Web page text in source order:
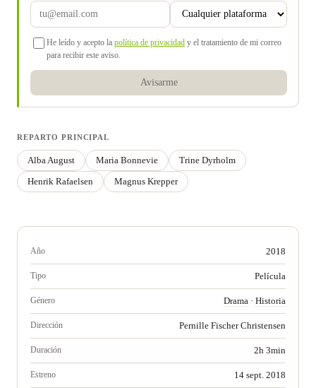
He leído y acepto la política de privacidad y el tratamiento de mi correo
para recibir este aviso.
Avisarme
REPARTO PRINCIPAL
Alba August Maria Bonnevie
Trine Dyrholm
Henrik Rafaelsen
Magnus Krepper
Año 2018
Tipo Película
Género Drama · Historia
Dirección Pernille Fischer Christensen
Duración 2h 3min
Estreno 14 sept. 2018